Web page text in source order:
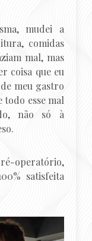
mudei a
comidas
mal, mas
coisa que eu
meu gastro
esse mal
não só à
operatório,
satisfeita